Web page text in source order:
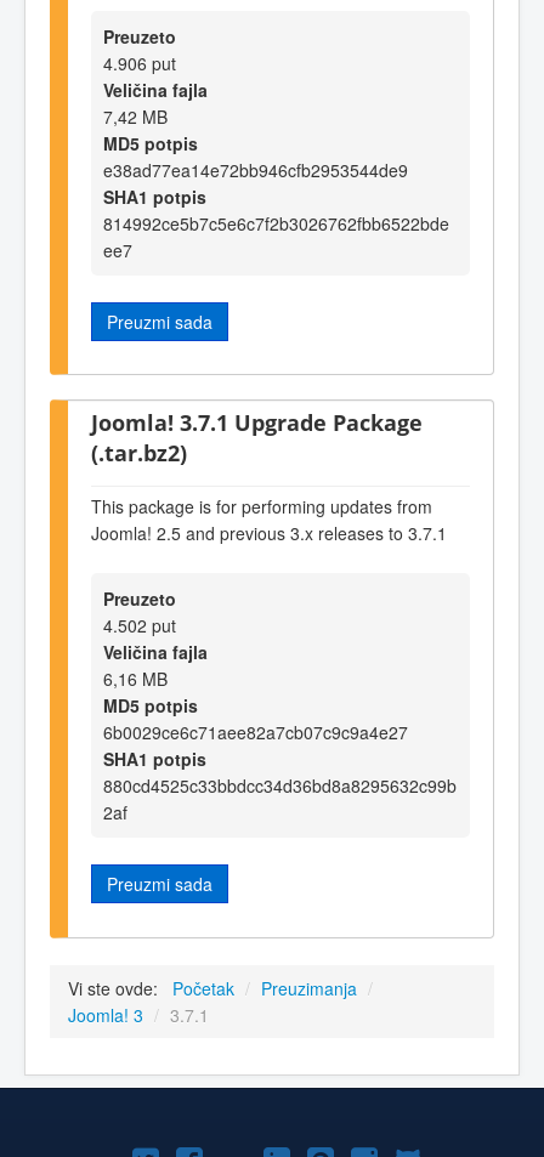
Preuzeto
4.906 put
Veličina fajla
7,42 MB
MD5 potpis
e38ad77ea14e72bb946cfb2953544de9
SHA1 potpis
814992ce5b7c5e6c7f2b3026762fbb6522bde
ee7
Preuzmi sada
Joomla! 3.7.1 Upgrade Package
(.tar.bz2)
This package is for performing updates from
Joomla! 2.5 and previous 3.x releases to 3.7.1
Preuzeto
4.502 put
Veličina fajla
6,16 MB
MD5 potpis
6b0029ce6c71aee82a7cb07c9c9a4e27
SHA1 potpis
880cd4525c33bbdcc34d36bd8a8295632c99b
2af
Preuzmi sada
Vi ste ovde: Početak / Preuzimanja /
Joomla! 3 / 3.7.1